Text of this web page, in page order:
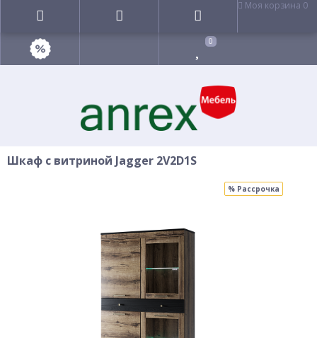
0
Шкаф с витриной Jagger 2V2D1S
% Рассрочка
Моя корзина 0